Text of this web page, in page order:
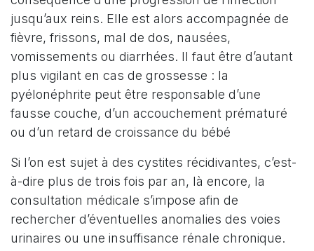
jusqu’aux reins. Elle est alors accompagnée de
fièvre, frissons, mal de dos, nausées,
vomissements ou diarrhées. Il faut être d’autant
plus vigilant en cas de grossesse : la
pyélonéphrite peut être responsable d’une
fausse couche, d’un accouchement prématuré
ou d’un retard de croissance du bébé
Si l’on est sujet à des cystites récidivantes, c’est-
à-dire plus de trois fois par an, là encore, la
consultation médicale s’impose afin de
rechercher d’éventuelles anomalies des voies
urinaires ou une insuffisance rénale chronique.